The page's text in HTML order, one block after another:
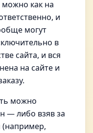
можно как на
и
могут
в
сайта, и вся
на сайте и
можно
— либо взяв за
(например,